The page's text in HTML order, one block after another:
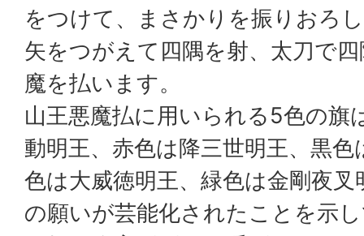
をつけて、まさかりを振りおろ
矢をつがえて四隅を射、太刀で
魔を払います。
山王悪魔払に用いられる5色の旗
動明王、赤色は降三世明王、黒
色は大威徳明王、緑色は金剛夜
の願いが芸能化されたことを示